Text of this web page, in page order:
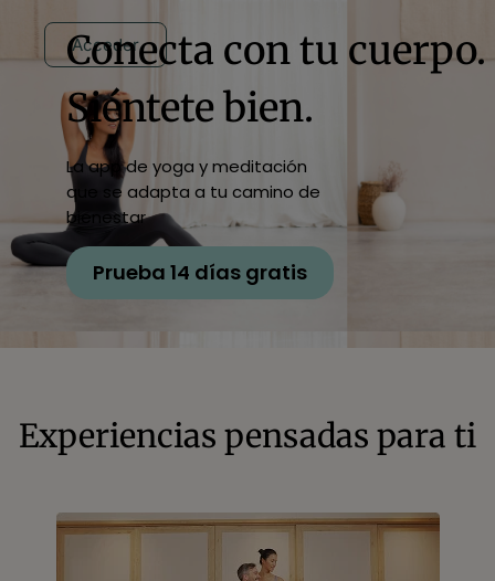
Acceder
Conecta con tu cuerpo.
Siéntete bien.
La app de yoga y meditación
que se adapta a tu camino de
bienestar
Prueba 14 días gratis
Experiencias pensadas para ti